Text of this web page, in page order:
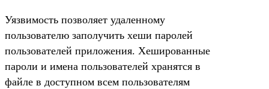
Уязвимость позволяет удаленному
пользователю заполучить хеши паролей
пользователей приложения. Хешированные
пароли и имена пользователей хранятся в
файле в доступном всем пользователям